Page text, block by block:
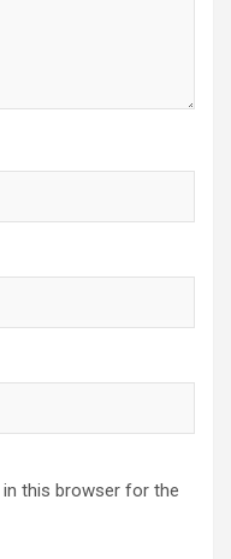
in this browser for the